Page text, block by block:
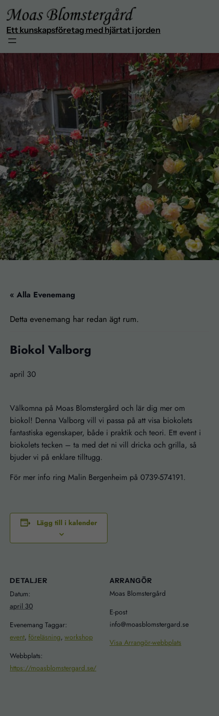
Ett kunskapsföretag med hjärtat i jorden
« Alla Evenemang
Detta evenemang har redan ägt rum.
Biokol Valborg
april 30
Välkomna på Moas Blomstergård och lär dig mer om
biokol! Denna Valborg vill vi passa på att visa biokolets
fantastiska egenskaper, både i praktik och teori. Ett event i
biokolets tecken – ta med det ni vill dricka och grilla, så
bjuder vi på enklare tilltugg.
För mer info ring Malin Bergenheim på 0739-574191.
Lägg till i kalender
DETALJER
Datum:
april 30
Evenemang Taggar:
event, föreläsning, workshop
Webbplats:
https://moasblomstergard.se/
ARRANGÖR
Moas Blomstergård
E-post
info@moasblomstergard.se
Visa Arrangör-webbplats